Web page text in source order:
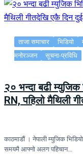
ताजा समाचार भिडियो
मनोरञ्जन
सूचना-प्रविधि
२० भन्दा बढी
RN, पहिलो मैथिली
काठमाडौं । नेपाली म्युजिक
समयमै आफ्नो अलग पहिचान…